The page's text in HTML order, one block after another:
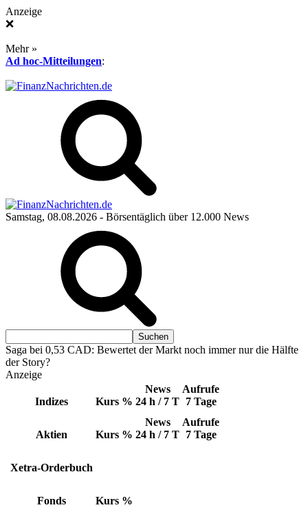
Anzeige
❌
Mehr »
Ad hoc-Mitteilungen:
Samstag, 08.08.2026 - Börsentäglich über 12.000 News
Saga bei 0,53 CAD: Bewertet der Markt noch immer nur die Hälfte
der Story?
Anzeige
Indizes Kurs %
News
24 h / 7 T
Aufrufe
7 Tage
Aktien Kurs %
News
24 h / 7 T
Aufrufe
7 Tage
Xetra-Orderbuch
Fonds Kurs %